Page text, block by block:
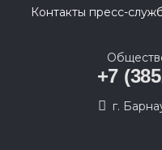
Контакты пресс-
+7
г.